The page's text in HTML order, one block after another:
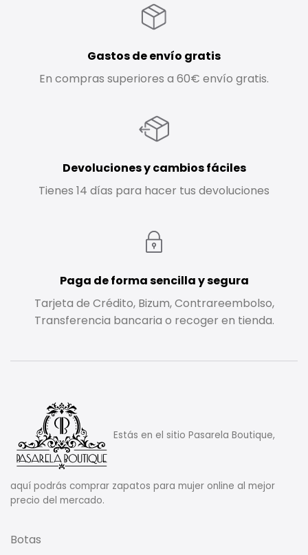
Gastos de envío gratis
En compras superiores a 60€ envío gratis.
Devoluciones y cambios fáciles
Tienes 14 días para hacer tus devoluciones
Paga de forma sencilla y segura
Tarjeta de Crédito, Bizum, Contrareembolso,
Transferencia bancaria o recoger en tienda.
Estás en el sitio Pasarela Boutique,
aquí podrás comprar zapatos para mujer online al mejor
precio del mercado.
Botas